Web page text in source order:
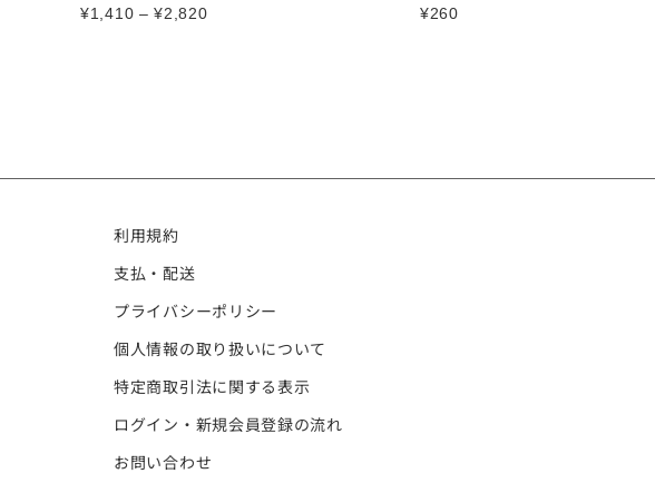
¥1,410 –¥2,820 ¥260
利用規約
支払・配送
プライバシーポリシー
個人情報の取り扱いについて
特定商取引法に関する表示
ログイン・新規会員登録の流れ
お問い合わせ